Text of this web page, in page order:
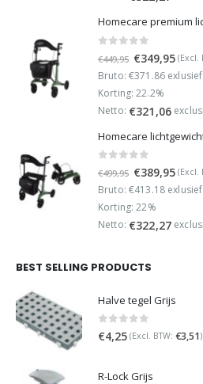
€449,95
prijs
was:
€449,95.
€349,95
prijs
(Excl.
Bruto: €371.86
Korting: 22.2%
Netto: €321,06
out of 5
€499,95
prijs
was:
€499,95.
€389,95
prijs
(Excl.
Bruto: €413.18
Korting: 22%
Netto: €322,27
BEST SELLING PRODUCTS
Halve tegel Grijs
0 out of 5
€4,25 (Excl. BTW: €3,51)
R-Lock Grijs